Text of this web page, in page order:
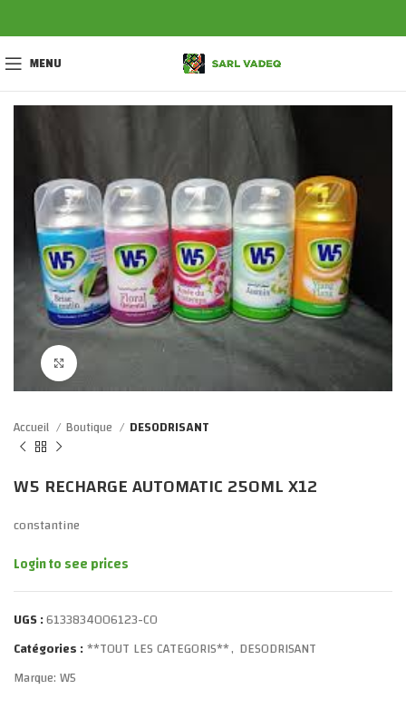
MENU
Accueil Boutique DESODRISANT
W5 RECHARGE AUTOMATIC 250ML X12
constantine
Login to see prices
UGS :6133834006123-CO
Catégories :**TOUT LES CATEGORIS**, DESODRISANT
Marque:W5